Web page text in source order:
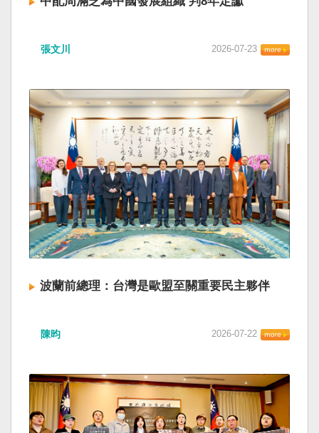
張文川 2026-07-23
波蘭前總理：台灣是歐盟至關重要民主夥伴
陳昀 2026-07-22